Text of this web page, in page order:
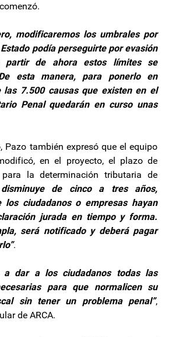
comenzó.
modificaremos los umbrales por
podía perseguirte por evasión
partir de ahora estos límites se
esta manera, para ponerlo en
las 7.500 causas que existen en el
Penal quedarán en curso unas
Pazo también expresó que el equipo
en el proyecto, el plazo de
para la determinación tributaria de
disminuye de cinco a tres años,
los ciudadanos o empresas hayan
jurada en tiempo y forma.
será notificado y deberá pagar
.
a dar a los ciudadanos todas las
para que normalicen su
sin tener un problema penal”,
de ARCA.